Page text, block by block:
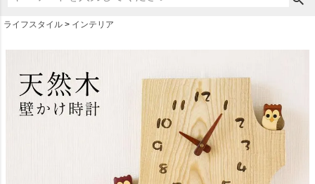
ライフスタイル インテリア